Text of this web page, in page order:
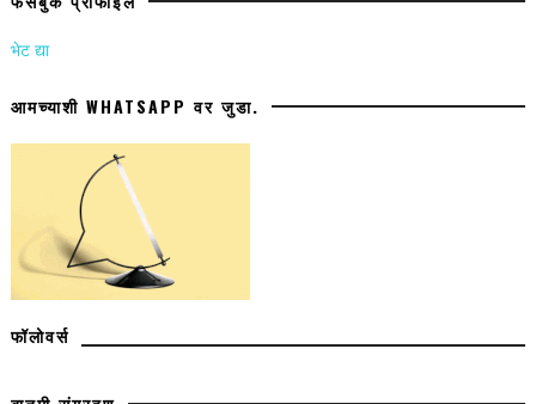
भेट द्या
आमच्याशी WHATSAPP वर जुडा.
फॉलोवर्स